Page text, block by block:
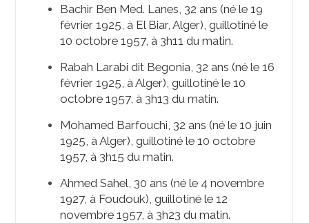
Bachir Ben Med. Lanes, 32 ans (né le 19
février 1925, à El Biar, Alger), guillotiné le
10 octobre 1957, à 3h11 du matin.
Rabah Larabi dit Begonia, 32 ans (né le 16
février 1925, à Alger), guillotiné le 10
octobre 1957, à 3h13 du matin.
Mohamed Barfouchi, 32 ans (né le 10 juin
1925, à Alger), guillotiné le 10 octobre
1957, à 3h15 du matin.
Ahmed Sahel, 30 ans (né le 4 novembre
1927, à Foudouk), guillotiné le 12
novembre 1957, à 3h23 du matin.